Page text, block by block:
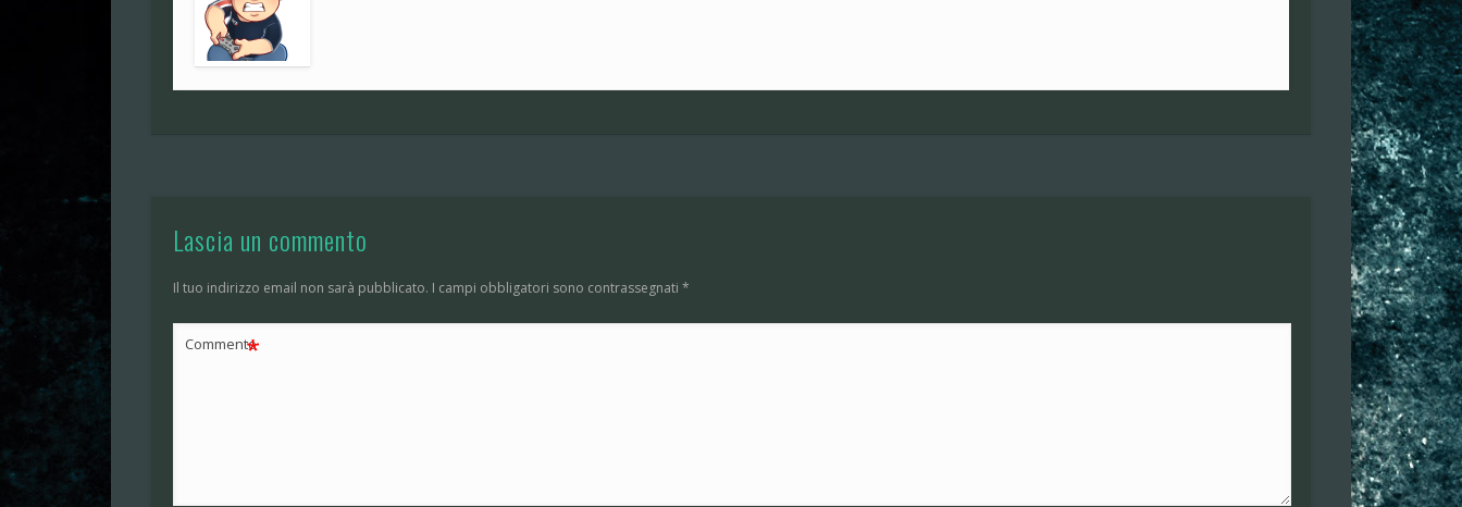
Lascia un commento
Il tuo indirizzo email non sarà pubblicato. I campi obbligatori sono contrassegnati *
Commento
*